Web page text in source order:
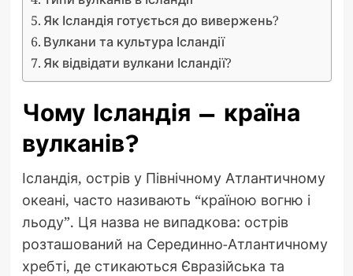
Як Ісландія готується до вивержень?
Вулкани та культура Ісландії
Як відвідати вулкани Ісландії?
Чому Ісландія – країна
вулканів?
Ісландія, острів у Північному Атлантичному
океані, часто називають “країною вогню і
льоду”. Ця назва не випадкова: острів
розташований на Серединно-Атлантичному
хребті, де стикаються Євразійська та